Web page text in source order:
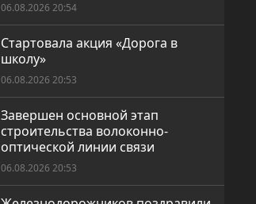
06.08.2026 20:54
Стартовала акция «Дорога в
школу»
06.08.2026 20:53
Завершен основной этап
строительства волоконно-
оптической линии связи
06.08.2026 20:53